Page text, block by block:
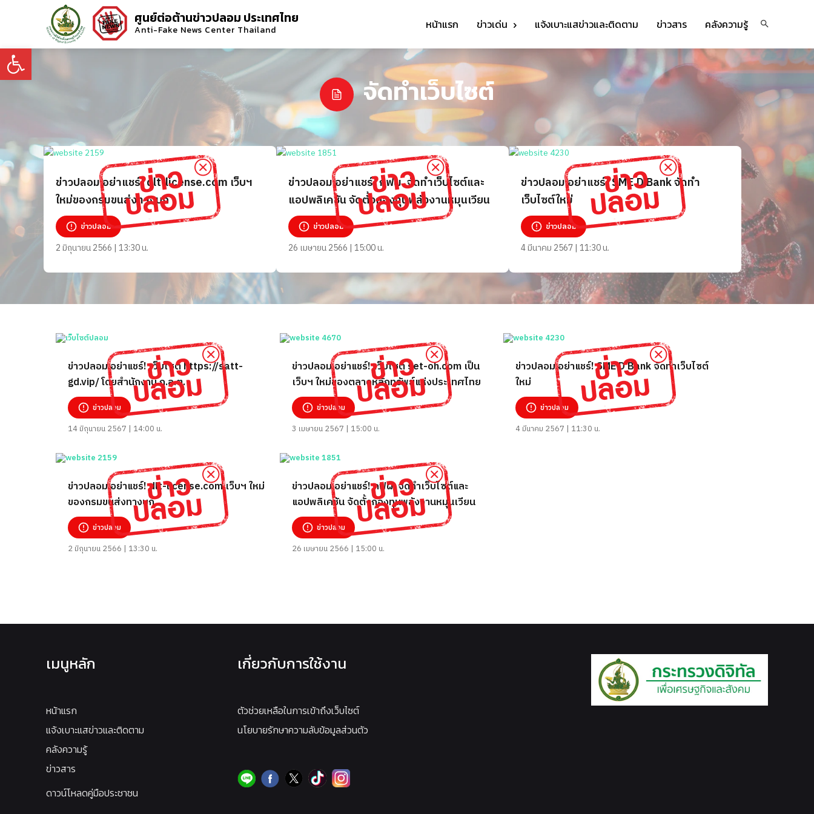
Open toolbar
ศูนย์ต่อต้านข่าวปลอม ประเทศไทย
Anti-Fake News Center Thailand หน้าแรก ข่าวเด่น แจ้งเบาะแสข่าวและติดตาม ข่าวสาร คลังความรู้
จัดทำเว็บไซต์
ข่าวปลอม อย่าแชร์! dlt-license.com เว็บฯ
ใหม่ของกรมขนส่งทางบก
ข่าวปลอม
2 มิถุนายน 2566 | 13:30 น.
ข่าวปลอม อย่าแชร์! กฟผ. จัดทำเว็บไซต์และ
แอปพลิเคชัน จัดตั้งกองทุนพลังงานหมุนเวียน
ข่าวปลอม
26 เมษายน 2566 | 15:00 น.
ข่าวปลอม อย่าแชร์! SME D Bank จัดทำ
เว็บไซต์ใหม่
ข่าวปลอม
4 มีนาคม 2567 | 11:30 น.
ข่าวปลอม อย่าแชร์! เว็บไซต์ https://satt-
gd.vip/ โดยสำนักงาน ก.ล.ต.
ข่าวปลอม
14 มิถุนายน 2567 | 14:00 น.
ข่าวปลอม อย่าแชร์! เว็บไซต์ set-oh.com เป็น
เว็บฯ ใหม่ของตลาดหลักทรัพย์แห่งประเทศไทย
ข่าวปลอม
3 เมษายน 2567 | 15:00 น.
ข่าวปลอม อย่าแชร์! SME D Bank จัดทำเว็บไซต์
ใหม่
ข่าวปลอม
4 มีนาคม 2567 | 11:30 น.
ข่าวปลอม อย่าแชร์! dlt-license.com เว็บฯ ใหม่
ของกรมขนส่งทางบก
ข่าวปลอม
2 มิถุนายน 2566 | 13:30 น.
ข่าวปลอม อย่าแชร์! กฟผ. จัดทำเว็บไซต์และ
แอปพลิเคชัน จัดตั้งกองทุนพลังงานหมุนเวียน
ข่าวปลอม
26 เมษายน 2566 | 15:00 น.
เมนูหลัก
หน้าแรก
แจ้งเบาะแสข่าวและติดตาม
คลังความรู้
ข่าวสาร
ดาวน์โหลดคู่มือประชาชน
เกี่ยวกับการใช้งาน
ตัวช่วยเหลือในการเข้าถึงเว็บไซต์
นโยบายรักษาความลับข้อมูลส่วนตัว